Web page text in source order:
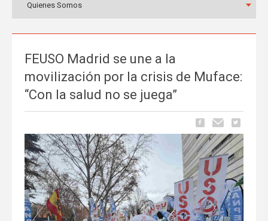
Quienes Somos
FEUSO Madrid se une a la
movilización por la crisis de Muface:
“Con la salud no se juega”